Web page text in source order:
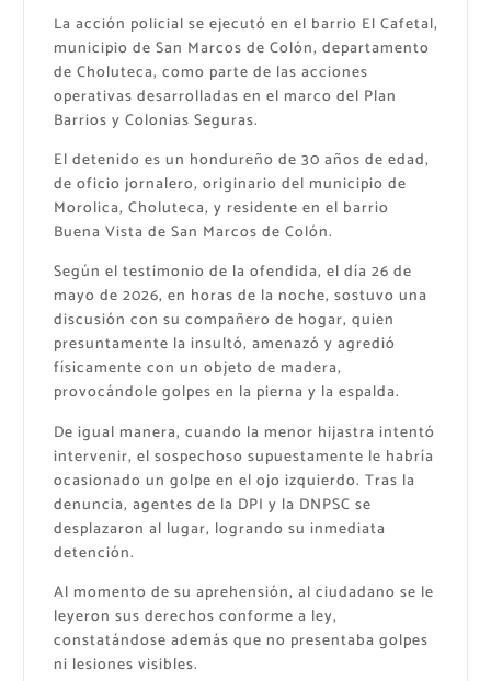
La acción policial se ejecutó en el barrio El Cafetal,
municipio de San Marcos de Colón, departamento
de Choluteca, como parte de las acciones
operativas desarrolladas en el marco del Plan
Barrios y Colonias Seguras.
El detenido es un hondureño de 30 años de edad,
de oficio jornalero, originario del municipio de
Morolica, Choluteca, y residente en el barrio
Buena Vista de San Marcos de Colón.
Según el testimonio de la ofendida, el día 26 de
mayo de 2026, en horas de la noche, sostuvo una
discusión con su compañero de hogar, quien
presuntamente la insultó, amenazó y agredió
físicamente con un objeto de madera,
provocándole golpes en la pierna y la espalda.
De igual manera, cuando la menor hijastra intentó
intervenir, el sospechoso supuestamente le habría
ocasionado un golpe en el ojo izquierdo. Tras la
denuncia, agentes de la DPI y la DNPSC se
desplazaron al lugar, logrando su inmediata
detención.
Al momento de su aprehensión, al ciudadano se le
leyeron sus derechos conforme a ley,
constatándose además que no presentaba golpes
ni lesiones visibles.